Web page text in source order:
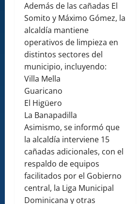
Además de las cañadas El
Somito y Máximo Gómez, la
alcaldía mantiene
operativos de limpieza en
distintos sectores del
municipio, incluyendo:
Villa Mella
Guaricano
El Higüero
La Banapadilla
Asimismo, se informó que
la alcaldía interviene 15
cañadas adicionales, con el
respaldo de equipos
facilitados por el Gobierno
central, la Liga Municipal
Dominicana y otras